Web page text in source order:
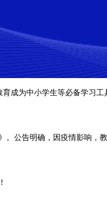
成为中小学生等必备学习
公告明确，因疫情影响，